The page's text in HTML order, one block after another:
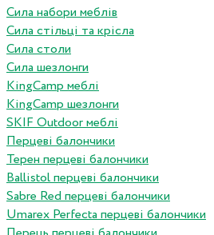
Сила набори меблів
Сила стільці та крісла
Сила столи
Сила шезлонги
KingCamp меблі
KingCamp шезлонги
SKIF Outdoor меблі
Перцеві балончики
Терен перцеві балончики
Ballistol перцеві балончики
Sabre Red перцеві балончики
Umarex Perfecta перцеві балончики